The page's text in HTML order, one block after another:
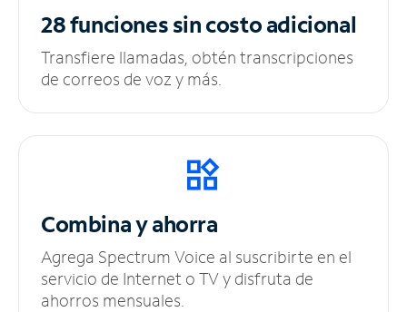
28 funciones sincosto adicional
Transfiere llamadas, obtén transcripciones
de correos de voz y más.
Combina y ahorra
Agrega Spectrum Voice al suscribirte en el
servicio de Internet o TV y disfruta de
ahorros mensuales.